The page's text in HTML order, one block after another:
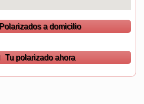
Polarizados a domicilio
Tu polarizado ahora